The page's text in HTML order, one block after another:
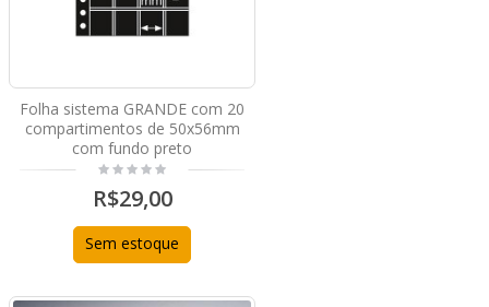
Folha sistema GRANDE com 20
compartimentos de 50x56mm
com fundo preto
R$29,00
Sem estoque